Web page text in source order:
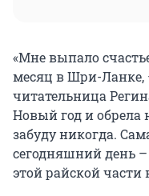
«Мне выпало
месяц в Шри-Ланке,
читательница
Новый год и обрела
забуду никогда.
сегодняшний день –
этой райской